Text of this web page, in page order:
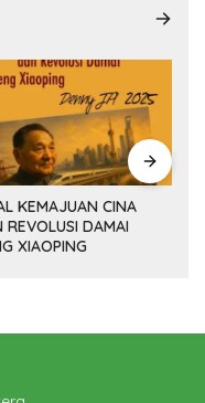
KEMAJUAN CINA
REVOLUSI DAMAI
XIAOPING